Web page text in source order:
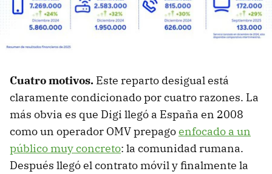
Cuatro motivos. Este reparto desigual está
claramente condicionado por cuatro razones. La
más obvia es que Digi llegó a España en 2008
como un operador OMV prepagoenfocado a un
público muy concreto: la comunidad rumana.
Después llegó el contrato móvil y finalmente la